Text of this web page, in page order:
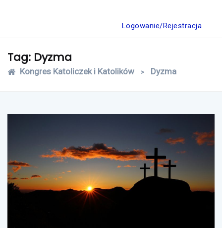
Logowanie/Rejestracja
Tag: Dyzma
Kongres Katoliczek i Katolików > Dyzma